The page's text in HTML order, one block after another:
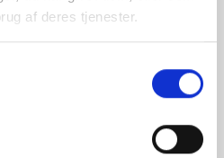
af deres tjenester.